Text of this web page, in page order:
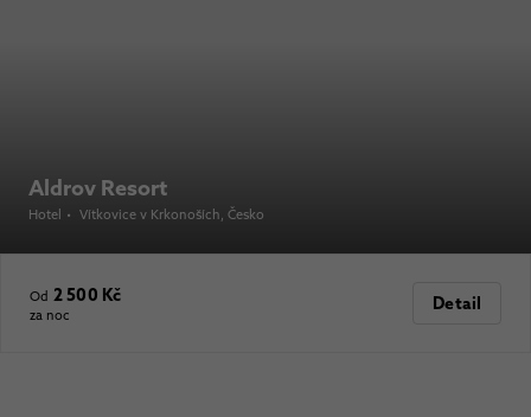
Aldrov Resort
Hotel • Vítkovice v Krkonoších, Česko
Od 2 500 Kč
za noc
Detail